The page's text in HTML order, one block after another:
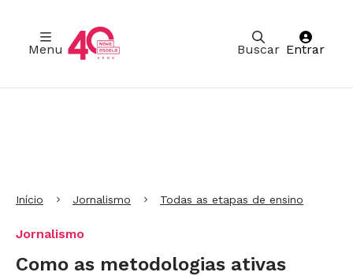
Buscar
Menu Entrar
Início Jornalismo Todas as etapas de ensino
Jornalismo
Como as metodologias ativas